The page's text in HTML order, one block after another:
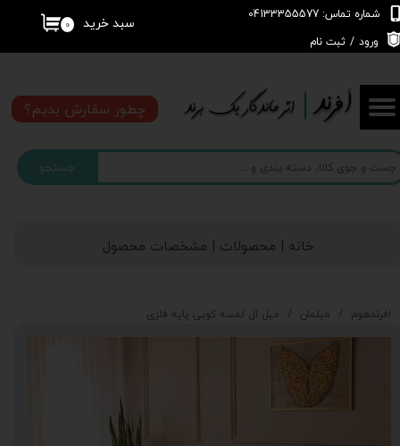
جستجو
شماره تماس: 04133355577
۰ سبد خرید
ورود / ثبت نام
حساب کاربری من
تغییر گذر واژه
سفارشات
خروج از حساب کاربری
چطور سفارش بدیم؟
خانه | محصولات | مشخصات محصول
افرندهوم مبلمان مبل ال لمسه کوبی پایه فلزی